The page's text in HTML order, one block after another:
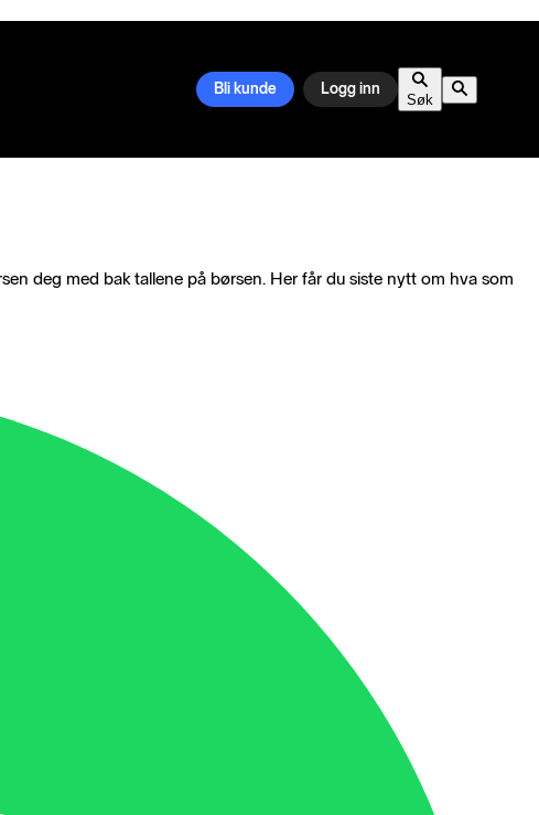
Bli kunde Logg inn
Søk
deg med bak tallene på børsen. Her får du siste nytt om hva som